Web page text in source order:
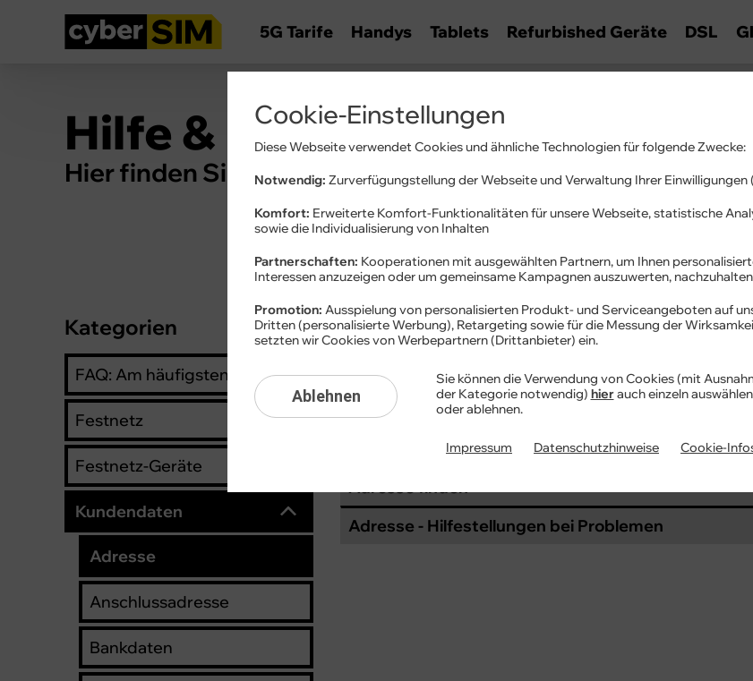
5G Tarife Handys Tablets Refurbished Geräte DSL
Hilfe & Informationen
Hier finden Sie Wissenswertes und Hilfestellungen.
Kategorien
FAQ: Am häufigsten gesucht
Festnetz
Festnetz-Geräte
Kundendaten
Adresse
Anschlussadresse
Bankdaten
Adresse
Adresse
Adresse einsehen
Adresse ändern
Adresse finden
Adresse - Hilfestellungen bei Problemen
Cookie-Einstellungen
Diese Webseite verwendet Cookies und ähnliche Technologien für folgende Zwecke:
Notwendig: Zurverfügungstellung der Webseite und Verwaltung Ihrer
Komfort: Erweiterte Komfort-Funktionalitäten für unsere Webseite, statistische
sowie die Individualisierung von Inhalten
Partnerschaften: Kooperationen mit ausgewählten Partnern, um Ihnen
Interessen anzuzeigen oder um gemeinsame Kampagnen auszuwerten,
Promotion: Ausspielung von personalisierten Produkt- und Serviceangeboten auf
Dritten (personalisierte Werbung), Retargeting sowie für die Messung der
setzten wir Cookies von Werbepartnern (Drittanbieter) ein.
Ablehnen
Sie können die Verwendung von Cookies (mit
der Kategorie notwendig) hierauch einzeln auswählen
oder ablehnen.
Impressum Datenschutzhinweise Cookie-